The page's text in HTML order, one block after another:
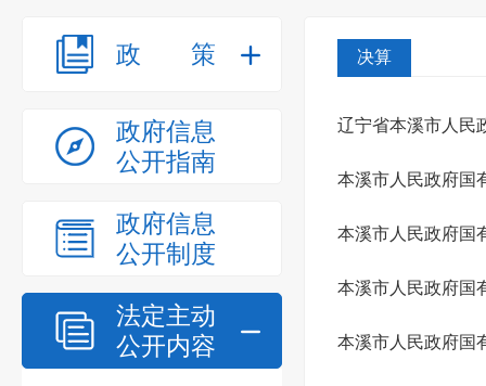
政策
政府信息
公开指南
政府信息
公开制度
法定主动
公开内容
决算
辽宁省本溪市人民
本溪市人民政府国
本溪市人民政府国
本溪市人民政府国
本溪市人民政府国